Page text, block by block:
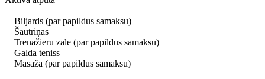
Biljards (par papildus samaksu)
Šautriņas
Trenažieru zāle (par papildus samaksu)
Galda teniss
Masāža (par papildus samaksu)